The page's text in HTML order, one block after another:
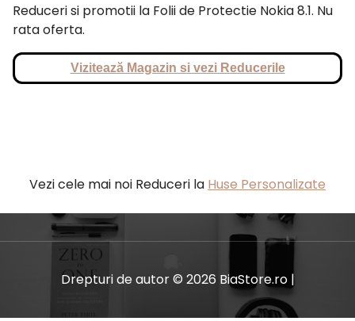
Reduceri si promotii la Folii de Protectie Nokia 8.1. Nu
rata oferta.
Vizitează Magazin si vezi Reducerile
Vezi cele mai noi Reduceri la Huse Personalizate
Drepturi de autor © 2026 BiaStore.ro |